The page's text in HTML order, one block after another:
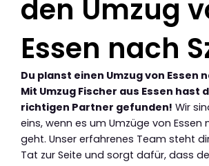
den Umzug
Essen nach
Du planst einen Umzug von Essen
Mit Umzug Fischer aus Essen hast
richtigen Partner gefunden! Wir
eins, wenn es um Umzüge von Essen
geht. Unser erfahrenes Team steht
Tat zur Seite und sorgt dafür, dass